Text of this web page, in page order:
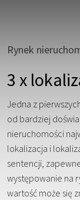
Rynek
3 x
Jedna z
od bardziej
nieruchomości
lokalizacja i
sentencji,
występowanie na
wartość może się